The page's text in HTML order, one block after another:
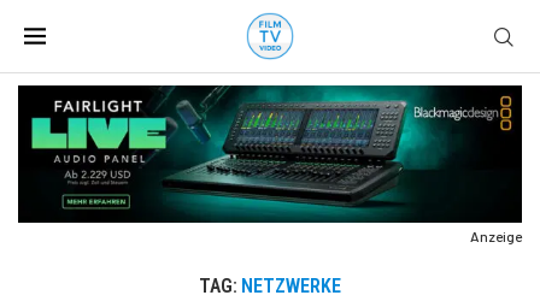
Anzeige
TAG: NETZWERKE